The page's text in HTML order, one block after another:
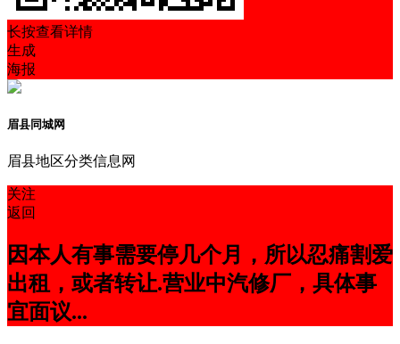
长按查看详情
生成
海报
眉县同城网
眉县地区分类信息网
关注
返回
因本人有事需要停几个月，所以忍痛割爱
出租，或者转让.营业中汽修厂，具体事
宜面议...